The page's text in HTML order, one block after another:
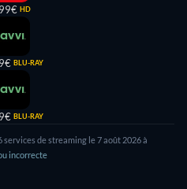
HD
BLU-RAY
BLU-RAY
services de streaming le7 août 2026à
incorrecte